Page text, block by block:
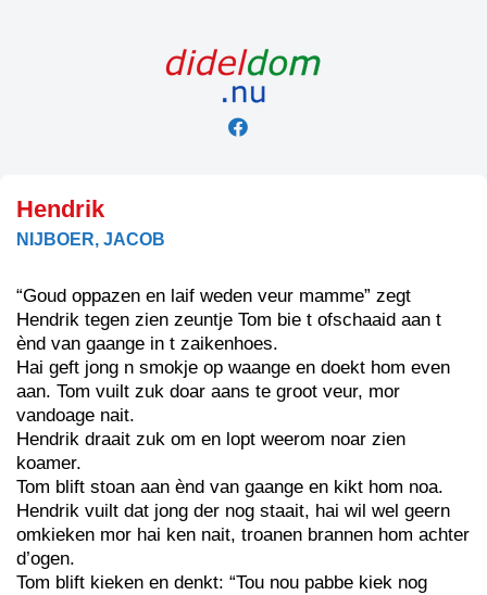
Hendrik
NIJBOER, JACOB
“Goud oppazen en laif weden veur mamme” zegt
Hendrik tegen zien zeuntje Tom bie t ofschaaid aan t
ènd van gaange in t zaikenhoes.
Hai geft jong n smokje op waange en doekt hom even
aan. Tom vuilt zuk doar aans te groot veur, mor
vandoage nait.
Hendrik draait zuk om en lopt weerom noar zien
koamer.
Tom blift stoan aan ènd van gaange en kikt hom noa.
Hendrik vuilt dat jong der nog staait, hai wil wel geern
omkieken mor hai ken nait, troanen brannen hom achter
d’ogen.
Tom blift kieken en denkt: “Tou nou pabbe kiek nog